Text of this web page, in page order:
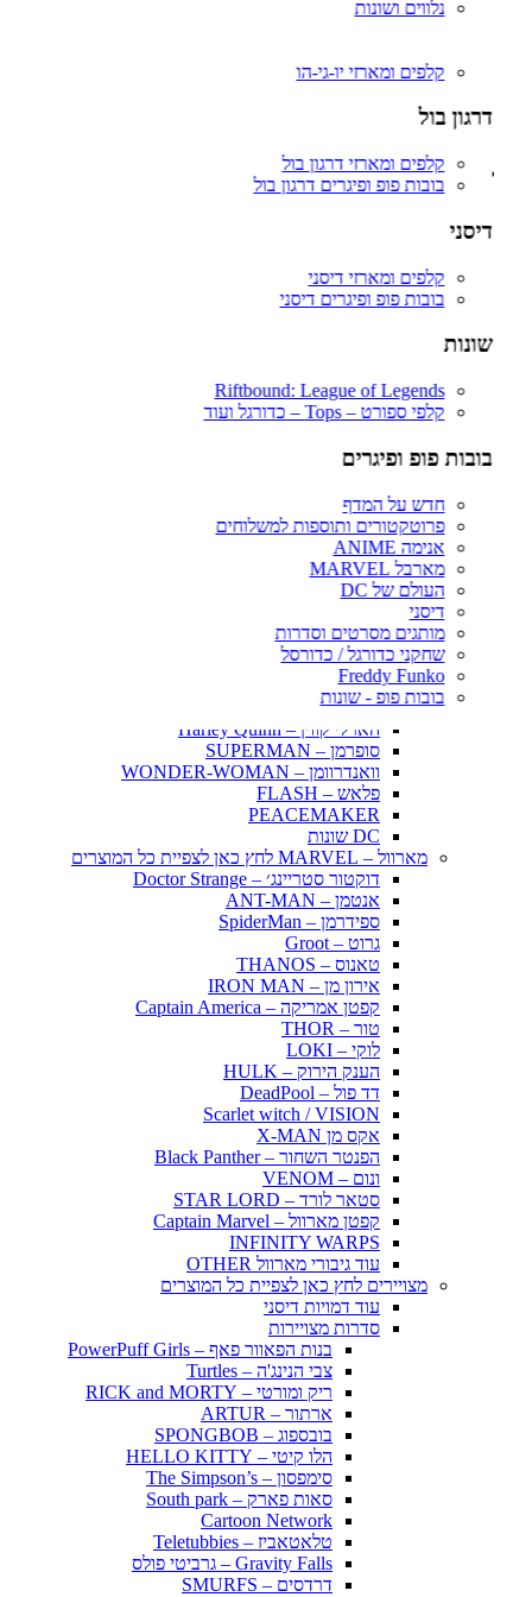
קלפים ומארזי יו-גי-הו
דרגון בול
קלפים ומארזי דרגון בול
בובות פופ ופיגרים דרגון בול
דיסני
קלפים ומארזי דיסני
בובות פופ ופיגרים דיסני
שונות
Riftbound: League of Legends
קלפי ספורט – Tops – כדורגל ועוד
בובות פופ ופיגרים
חדש על המדף
פרוטקטורים ותוספות למשלוחים
אנימה ANIME
מארבל MARVEL
העולם של DC
דיסני
מותגים מסרטים וסדרות
שחקני כדורגל / כדורסל
Freddy Funko
בובות פופ - שונות
נלווים ושונות
Riftbound: League of Legends
בוסטר בוקס / דיספליים – Booster Box’s
בוסטרים מארזים וקלפי אספנות וואן פיס.
מגנים אקרילים, פרוטקטורים וסליבים
בובות פופ ופיגרים – Funko Pop & Figures
כל הפיגרים שלנו – ALL FIGURES
אנימה – ANIME (לחץ כאן לצפיית כל המוצרים)
דרגון בול – Dragon Ball Z
בארוטו – BARUTO
אוותר – Avatar
יו גי הו – Yu Gi Oh
דימון סלייר – Demon Slayer
Hunter X Hunter
אינויאשה
JUJUTSU KAISEN
BLEACH – בליץ'
תלתן שחור – Black Clover
DC דיסי – לחץ כאן לצפייה בכל הפופים
BATMAN COMICS
BATMAN THE MOVIE
הג׳וקר – THE JOKER
הארלי קווין – Harley Quinn
סופרמן – SUPERMAN
וואנדרוומן – WONDER-WOMAN
פלאש – FLASH
PEACEMAKER
DC שונות
מארוול – MARVEL לחץ כאן לצפיית כל המוצרים
דוקטור סטריינג׳ – Doctor Strange
אנטמן – ANT-MAN
ספידרמן – SpiderMan
גרוט – Groot
טאנוס – THANOS
אירון מן – IRON MAN
קפטן אמריקה – Captain America
טור – THOR
לוקי – LOKI
הענק הירוק – HULK
דד פול – DeadPool
Scarlet witch / VISION
אקס מן X-MAN
הפנטר השחור – Black Panther
ונום – VENOM
סטאר לורד – STAR LORD
קפטן מארוול – Captain Marvel
INFINITY WARPS
עוד גיבורי מארוול OTHER
מצויירים לחץ כאן לצפיית כל המוצרים
עוד דמויות דיסני
סדרות מצויירות
בנות הפאוור פאף – PowerPuff Girls
צבי הנינג'ה – Turtles
ריק ומורטי – RICK and MORTY
ארתור – ARTUR
בובספוג – SPONGBOB
הלו קיטי – HELLO KITTY
סימפסון – The Simpson’s
סאות פארק – South park
Cartoon Network
טלאטאביז – Teletubbies
Gravity Falls – גרביטי פולס
דרדסים – SMURFS